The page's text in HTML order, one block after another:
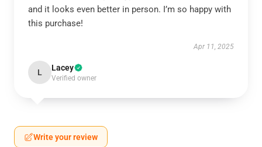
and it looks even better in person. I’m so happy with
this purchase!
Apr 11, 2025
L Lacey
Verified owner
Write your review